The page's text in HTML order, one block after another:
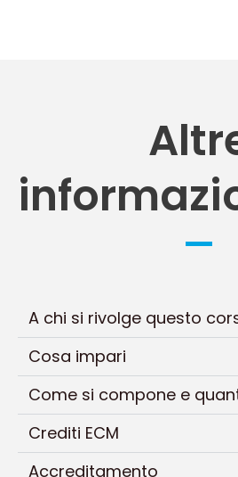
A chi si rivolge questo
Cosa impari
Come si compone e
Crediti ECM
Accreditamento